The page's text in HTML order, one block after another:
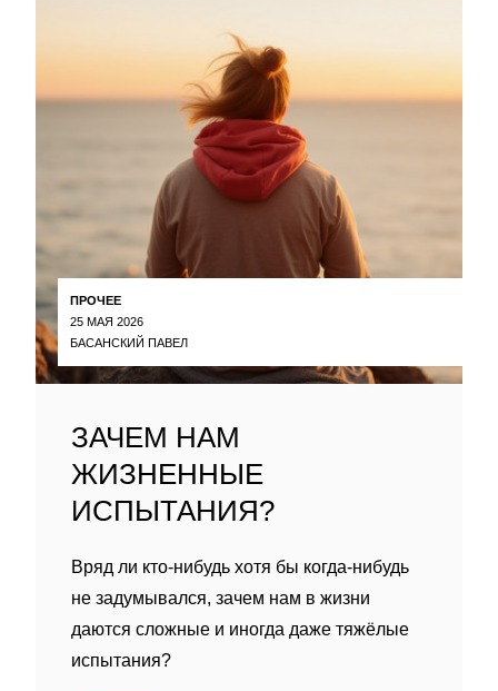
ПРОЧЕЕ
25 МАЯ 2026
БАСАНСКИЙ ПАВЕЛ
ЗАЧЕМ НАМ
ЖИЗНЕННЫЕ
ИСПЫТАНИЯ?
Вряд ли кто-нибудь хотя бы когда-нибудь
не задумывался, зачем нам в жизни
даются сложные и иногда даже тяжёлые
испытания?